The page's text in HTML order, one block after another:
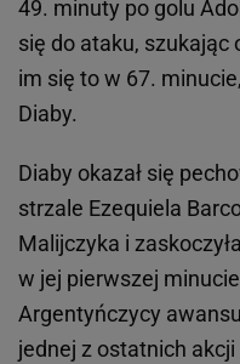
49. minuty po golu
się do ataku, szukając
im się to w 67.
Diaby.
Diaby okazał się
strzale Ezequiela
Malijczyka i
w jej pierwszej
Argentyńczycy
jednej z ostatnich akcji